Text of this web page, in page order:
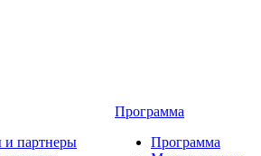
и партнеры
Программа
Программа